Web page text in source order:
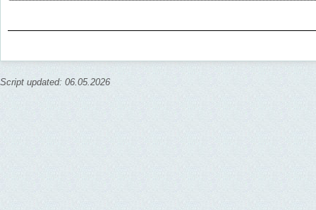
Script updated: 06.05.2026